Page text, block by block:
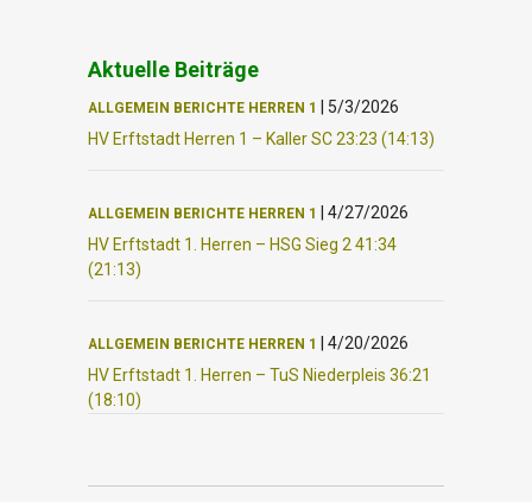
Aktuelle Beiträge
ALLGEMEIN BERICHTE HERREN 1
5/3/2026
HV Erftstadt Herren 1 – Kaller SC 23:23 (14:13)
ALLGEMEIN BERICHTE HERREN 1
4/27/2026
HV Erftstadt 1. Herren – HSG Sieg 2 41:34
(21:13)
ALLGEMEIN BERICHTE HERREN 1
4/20/2026
HV Erftstadt 1. Herren – TuS Niederpleis 36:21
(18:10)